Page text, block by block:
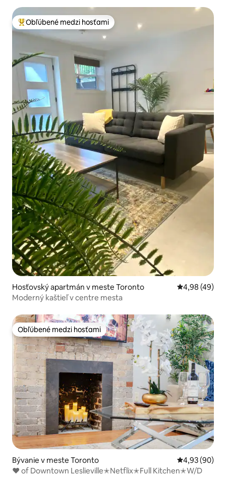
Najobľúbenejšie medzi hosťami
Obľúbené medzi hosťami
Hosťovský apartmán v meste Toronto Priemerné
4,98 (49)
Moderný kaštieľ v centre mesta
Obľúbené medzi hosťami
Obľúbené medzi hosťami
Bývanie v meste Toronto Priemerné
4,93 (90)
❤ of Downtown Leslieville✭Netflix✭Full Kitchen✭W/D